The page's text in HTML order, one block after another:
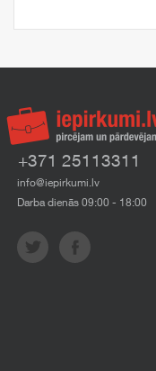
+371 25113311
info@iepirkumi.lv
Darba dienās 09:00 - 18:00